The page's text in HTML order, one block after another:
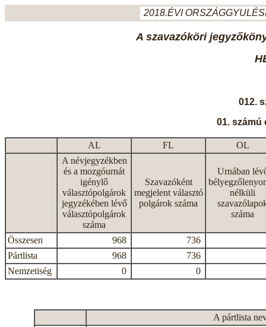
2018.ÉVI
A szavazóköri
012.
01. számú
AL FL
OL
A névjegyzékben
és a mozgóurnát
igénylő
választópolgárok
jegyzékében lévő
választópolgárok
száma
Szavazóként
megjelent választó
polgárok száma
Urnában
nélküli
száma
Összesen 968
736
Pártlista
968
736
Nemzetiség
0 0
A pártlista